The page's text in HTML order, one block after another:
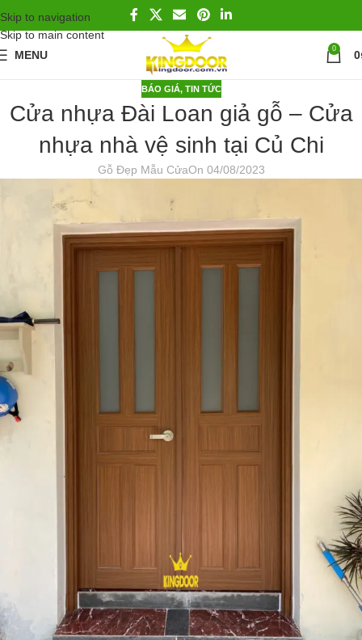
Skip to navigation
Skip to main content
MENU
0 0
BÁO GIÁ, TIN TỨC
Cửa nhựa Đài Loan giả gỗ – Cửa
nhựa nhà vệ sinh tại Củ Chi
Gỗ Đẹp Mẫu CửaOn 04/08/2023